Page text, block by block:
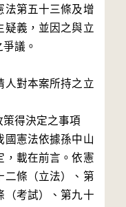
法第五十三條及增
疑義，並因之與立
議。
人對本案所持之立
得決定之事項
國憲法依據孫中山
，載在前言。依憲
二條（立法）、第
（考試）、第九十